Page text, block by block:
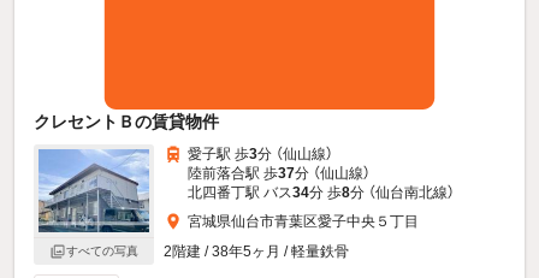
クレセントＢの賃貸物件
すべての写真
愛子駅 歩3分 （仙山線）
陸前落合駅 歩37分 （仙山線）
北四番丁駅 バス34分 歩8分 （仙台南北線）
宮城県仙台市青葉区愛子中央５丁目
2階建 / 38年5ヶ月 / 軽量鉄骨